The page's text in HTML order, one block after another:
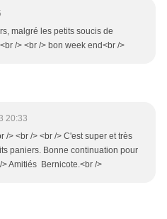
malgré les petits soucis de
/> <br /> bon week end<br />
20:33
/> <br /> <br /> C'est super et très
paniers. Bonne continuation pour
> Amitiés Bernicote.<br />